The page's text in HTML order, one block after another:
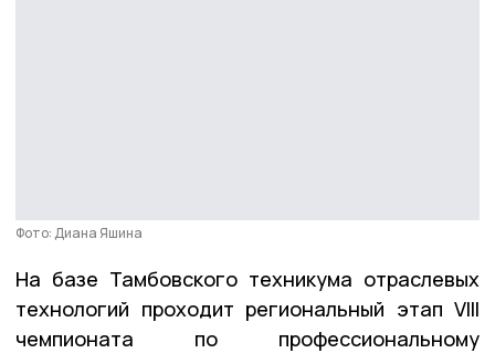
Фото: Диана Яшина
На базе Тамбовского техникума отраслевых
технологий проходит региональный этап VIII
чемпионата по профессиональному